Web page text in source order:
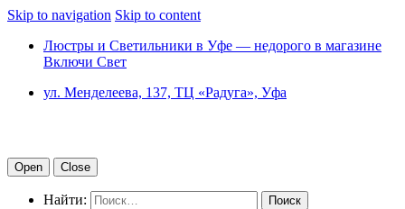
Skip to navigation Skip to content
Люстры и Светильники в Уфе — недорого в магазине
Включи Свет
ул. Менделеева, 137, ТЦ «Радуга», Уфа
Open Close
Найти: